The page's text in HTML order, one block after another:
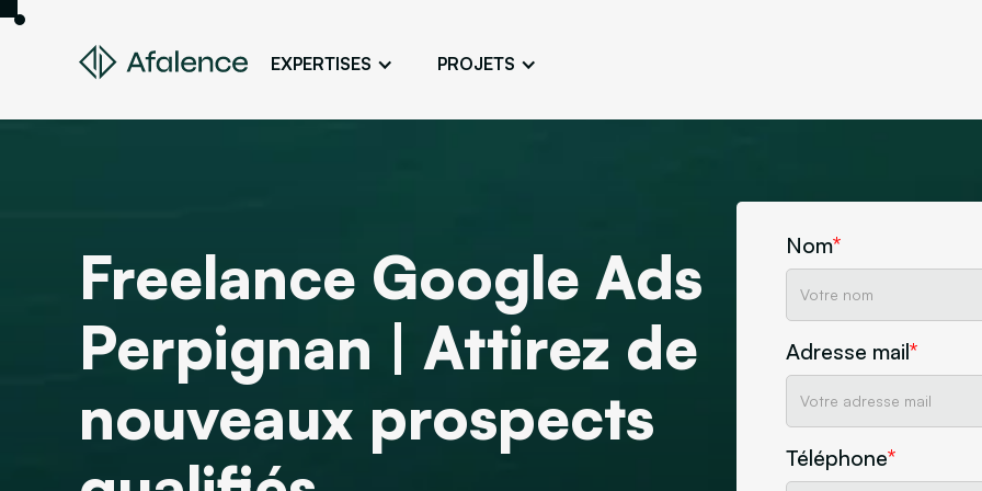
EXPERTISES PROJETS
Son site en premier sur Google
ADS
Des clients grâce à la publicité en ligne
Travailler une image fidèle et Concevoir
Ateliers persona Atelier
Maquette de site
wireframes, maquettes
Découvrez notre agence
Freelance Google Ads
Perpignan | Attirez de
nouveaux prospects
Nom*
Adresse mail*
Téléphone*